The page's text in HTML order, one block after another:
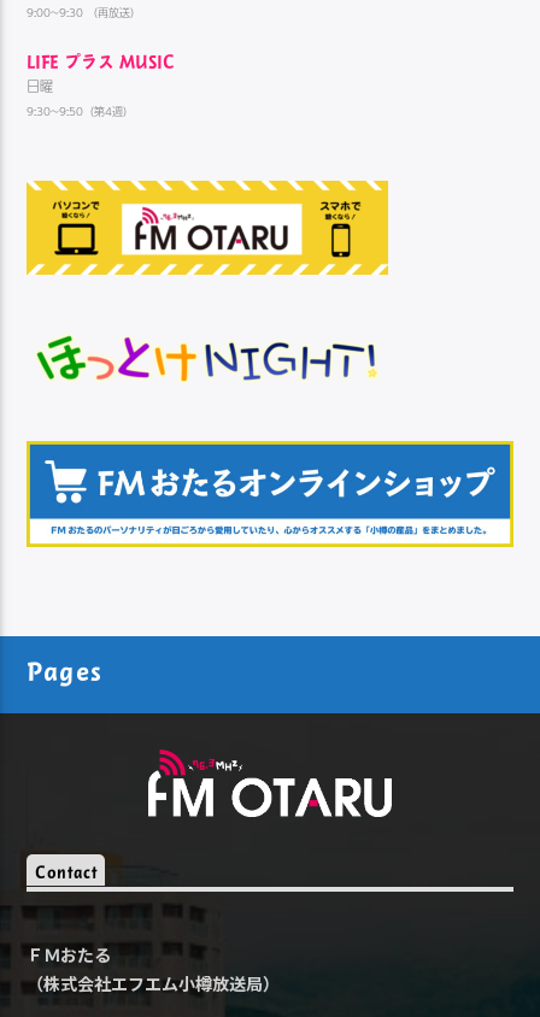
9:00~9:30 （再放送）
LIFE プラス MUSIC
日曜
9:30~9:50（第4週）
Pages
Contact
ＦＭおたる
（株式会社エフエム小樽放送局）